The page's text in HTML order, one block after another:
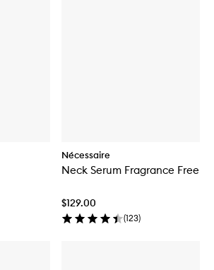
Nécessaire
Neck Serum Fragrance Free
$129.00
(123)